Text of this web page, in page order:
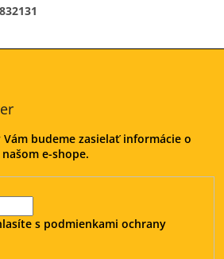
budeme zasielať informácie o
e-shope.
s podmienkami ochrany